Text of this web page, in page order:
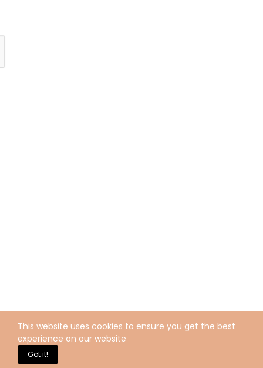
This website uses cookies to ensure you get the best
experience on our website
Got it!